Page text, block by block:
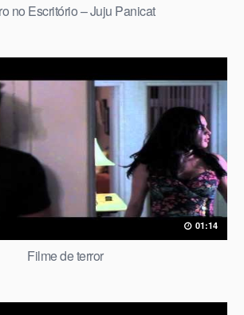
no Escritório – Juju Panicat
01:14
Filme de terror